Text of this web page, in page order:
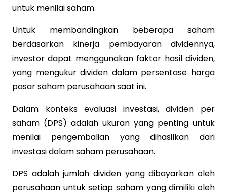
untuk menilai saham.
Untuk membandingkan beberapa saham
berdasarkan kinerja pembayaran dividennya,
investor dapat menggunakan faktor hasil dividen,
yang mengukur dividen dalam persentase harga
pasar saham perusahaan saat ini.
Dalam konteks evaluasi investasi, dividen per
saham (DPS) adalah ukuran yang penting untuk
menilai pengembalian yang dihasilkan dari
investasi dalam saham perusahaan.
DPS adalah jumlah dividen yang dibayarkan oleh
perusahaan untuk setiap saham yang dimiliki oleh